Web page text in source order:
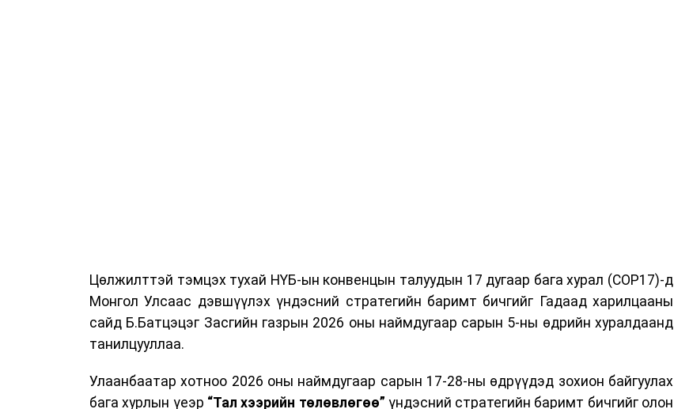
Цөлжилттэй тэмцэх тухай НҮБ-ын конвенцын талуудын 17 дугаар бага хурал (COP17)-д
Монгол Улсаас дэвшүүлэх үндэсний стратегийн баримт бичгийг Гадаад харилцааны
сайд Б.Батцэцэг Засгийн газрын 2026 оны наймдугаар сарын 5-ны өдрийн хуралдаанд
танилцууллаа.
Улаанбаатар хотноо 2026 оны наймдугаар сарын 17-28-ны өдрүүдэд зохион байгуулах
бага хурлын үеэр “Тал хээрийн төлөвлөгөө” үндэсний стратегийн баримт бичгийг олон